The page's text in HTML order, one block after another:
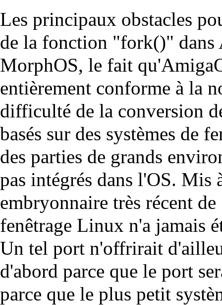
Les principaux obstacles
de la fonction "fork()"
MorphOS, le fait
entièrement conforme à la
difficulté de la conversion
basés sur des systèmes de
des parties de grands
pas intégrés dans l'OS. Mis
embryonnaire très récent
fenêtrage Linux n'a jamais
Un tel port n'offrirait
d'abord parce que le port
parce que le plus petit